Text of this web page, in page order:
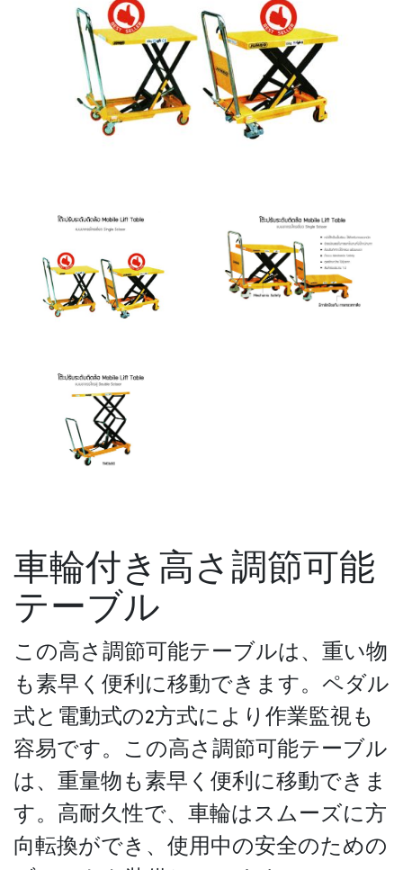
車輪付き高さ調節可能
テーブル
この高さ調節可能テーブルは、重い物
も素早く便利に移動できます。ペダル
式と電動式の2方式により作業監視も
容易です。この高さ調節可能テーブル
は、重量物も素早く便利に移動できま
す。高耐久性で、車輪はスムーズに方
向転換ができ、使用中の安全のための